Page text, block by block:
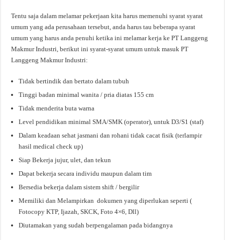
Tentu saja dalam melamar pekerjaan kita harus memenuhi syarat syarat
umum yang ada perusahaan tersebut, anda harus tau beberapa syarat
umum yang harus anda penuhi ketika ini melamar kerja ke PT Langgeng
Makmur Industri, berikut ini syarat-syarat umum untuk masuk PT
Langgeng Makmur Industri:
Tidak bertindik dan bertato dalam tubuh
Tinggi badan minimal wanita / pria diatas 155 cm
Tidak menderita buta warna
Level pendidikan minimal SMA/SMK (operator), untuk D3/S1 (staf)
Dalam keadaan sehat jasmani dan rohani tidak cacat fisik (terlampir
hasil medical check up)
Siap Bekerja jujur, ulet, dan tekun
Dapat bekerja secara individu maupun dalam tim
Bersedia bekerja dalam sistem shift / bergilir
Memiliki dan Melampirkan dokumen yang diperlukan seperti (
Fotocopy KTP, Ijazah, SKCK, Foto 4×6, Dll)
Diutamakan yang sudah berpengalaman pada bidangnya